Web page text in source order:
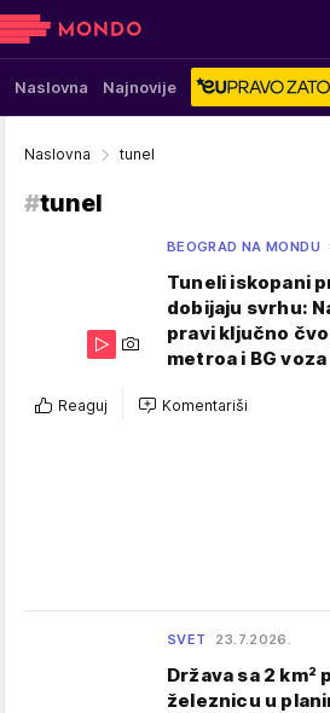
Naslovna Najnovije
Naslovna tunel
#tunel
BEOGRAD NA MONDU
Tuneli iskopani
dobijaju svrhu:
pravi ključno
metroa i BG voza
Reaguj Komentariši
SVET 23.7.2026.
Država sa 2 km²
železnicu u